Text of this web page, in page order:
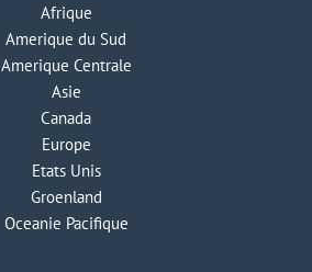
Afrique
Amerique du Sud
Amerique Centrale
Asie
Canada
Europe
Etats Unis
Groenland
Oceanie Pacifique